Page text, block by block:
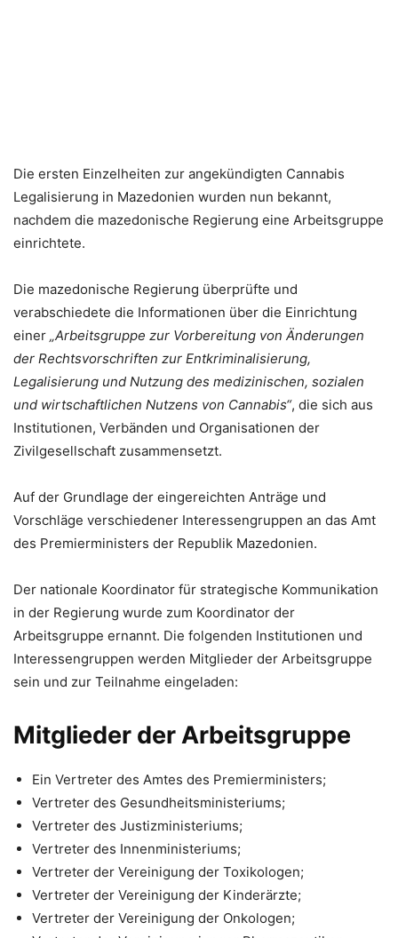
Die ersten Einzelheiten zur angekündigten Cannabis
Legalisierung in Mazedonien wurden nun bekannt,
nachdem die mazedonische Regierung eine Arbeitsgruppe
einrichtete.
Die mazedonische Regierung überprüfte und
verabschiedete die Informationen über die Einrichtung
einer „Arbeitsgruppe zur Vorbereitung von Änderungen
der Rechtsvorschriften zur Entkriminalisierung,
Legalisierung und Nutzung des medizinischen, sozialen
und wirtschaftlichen Nutzens von Cannabis“, die sich aus
Institutionen, Verbänden und Organisationen der
Zivilgesellschaft zusammensetzt.
Auf der Grundlage der eingereichten Anträge und
Vorschläge verschiedener Interessengruppen an das Amt
des Premierministers der Republik Mazedonien.
Der nationale Koordinator für strategische Kommunikation
in der Regierung wurde zum Koordinator der
Arbeitsgruppe ernannt. Die folgenden Institutionen und
Interessengruppen werden Mitglieder der Arbeitsgruppe
sein und zur Teilnahme eingeladen:
Mitglieder der Arbeitsgruppe
Ein Vertreter des Amtes des Premierministers;
Vertreter des Gesundheitsministeriums;
Vertreter des Justizministeriums;
Vertreter des Innenministeriums;
Vertreter der Vereinigung der Toxikologen;
Vertreter der Vereinigung der Kinderärzte;
Vertreter der Vereinigung der Onkologen;